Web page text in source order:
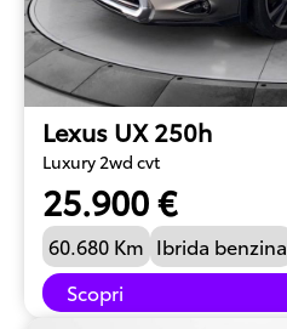
Lexus UX 250h
Luxury 2wd cvt
25.900 €
60.680 Km Ibrida benzina
Scopri